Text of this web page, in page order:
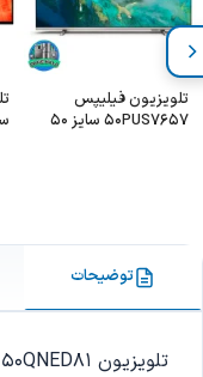
تلویزیون فیلیپس
50PUS7657 سایز 50
توضیحات